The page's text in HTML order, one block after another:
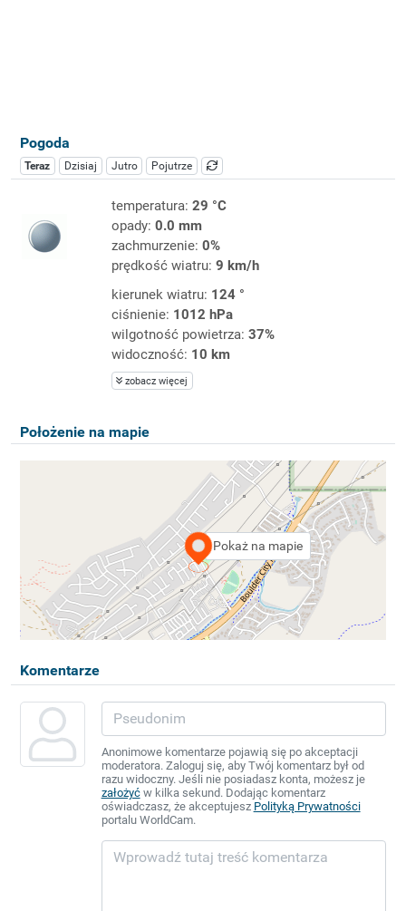
Pogoda
Teraz Dzisiaj Jutro Pojutrze
temperatura: 29 °C
opady: 0.0 mm
zachmurzenie: 0%
prędkość wiatru: 9 km/h
kierunek wiatru: 124 °
ciśnienie: 1012 hPa
wilgotność powietrza: 37%
widoczność: 10 km
zobacz więcej
Położenie na mapie
Pokaż na mapie
Komentarze
Anonimowe komentarze pojawią się po akceptacji
moderatora. Zaloguj się, aby Twój komentarz był od
razu widoczny. Jeśli nie posiadasz konta, możesz je
założyćw kilka sekund. Dodając komentarz
oświadczasz, że akceptujesz Polityką Prywatności
portalu WorldCam.